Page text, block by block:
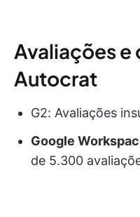
Avaliações
Autocrat
G2: Avaliações
Google
de 5.300